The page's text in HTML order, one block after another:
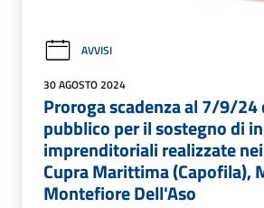
AVVISI
30 AGOSTO 2024
Proroga scadenza al 7/9/
pubblico per il sostegno di
imprenditoriali realizzate
Cupra Marittima (Capofila),
Montefiore Dell'Aso